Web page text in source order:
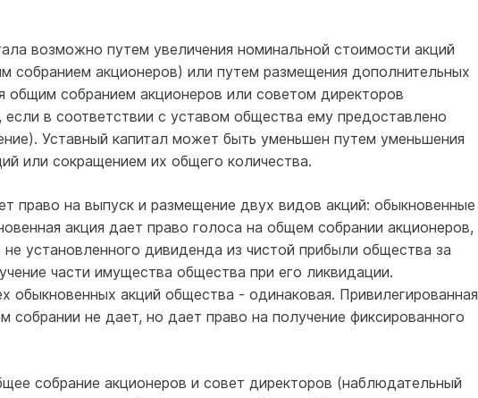
возможно путем увеличения номинальной стоимости акций
собранием акционеров) или путем размещения дополнительных
общим собранием акционеров или советом директоров
в соответствии с уставом общества ему предоставлено
Уставный капитал может быть уменьшен путем уменьшения
или сокращением их общего количества.
право на выпуск и размещение двух видов акций: обыкновенные
акция дает право голоса на общем собрании акционеров,
не установленного дивиденда из чистой прибыли общества за
части имущества общества при его ликвидации.
обыкновенных акций общества - одинаковая. Привилегированная
собрании не дает, но дает право на получение фиксированного
собрание акционеров и совет директоров (наблюдательный